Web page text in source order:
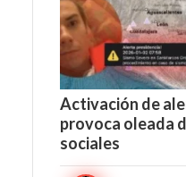
Activación de
provoca oleada
sociales